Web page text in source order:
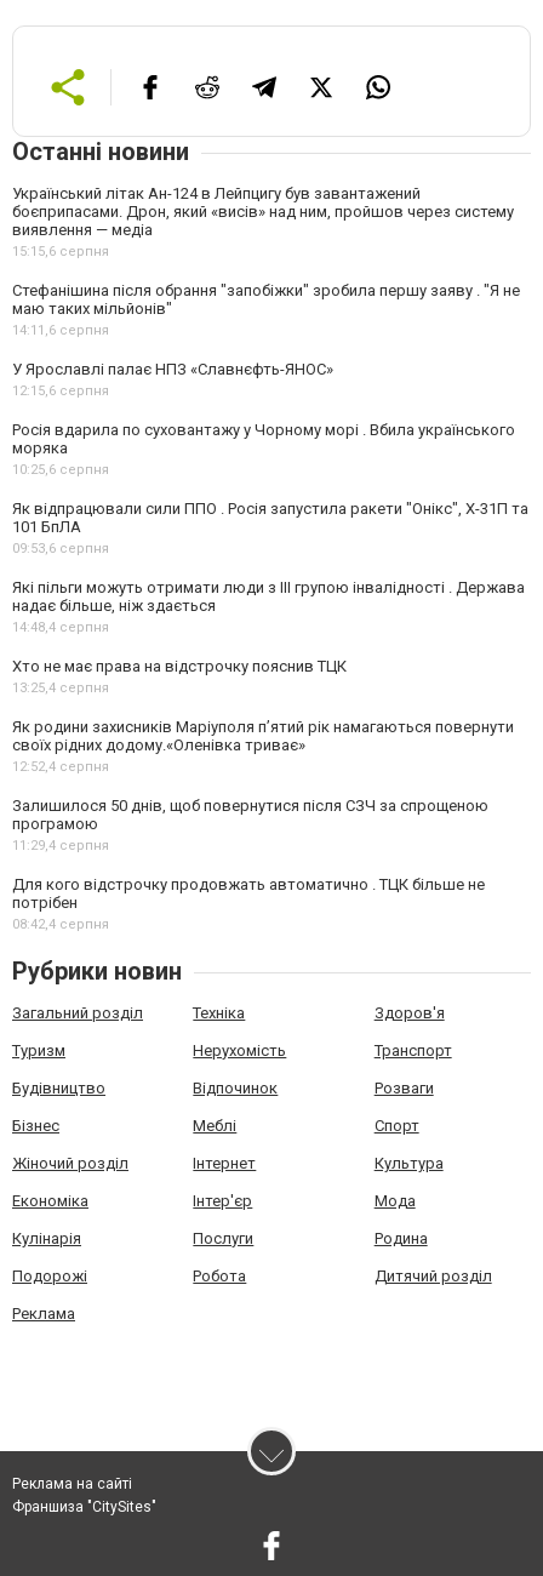
Останні новини
Український літак Ан-124 в Лейпцигу був завантажений
боєприпасами. Дрон, який «висів» над ним, пройшов через систему
виявлення — медіа
15:15,6 серпня
Стефанішина після обрання "запобіжки" зробила першу заяву . "Я не
маю таких мільйонів"
14:11,6 серпня
У Ярославлі палає НПЗ «Славнєфть-ЯНОС»
12:15,6 серпня
Росія вдарила по суховантажу у Чорному морі . Вбила українського
моряка
10:25,6 серпня
Як відпрацювали сили ППО . Росія запустила ракети "Онікс", Х-31П та
101 БпЛА
09:53,6 серпня
Які пільги можуть отримати люди з III групою інвалідності . Держава
надає більше, ніж здається
14:48,4 серпня
Хто не має права на відстрочку пояснив ТЦК
13:25,4 серпня
Як родини захисників Маріуполя пʼятий рік намагаються повернути
своїх рідних додому.«Оленівка триває»
12:52,4 серпня
Залишилося 50 днів, щоб повернутися після СЗЧ за спрощеною
програмою
11:29,4 серпня
Для кого відстрочку продовжать автоматично . ТЦК більше не
потрібен
08:42,4 серпня
Рубрики новин
Загальний розділ Техніка Здоров'я
Туризм Нерухомість Транспорт
Будівництво Відпочинок Розваги
Бізнес Меблі Спорт
Жіночий розділ Інтернет Культура
Економіка Інтер'єр Мода
Кулінарія Послуги Родина
Подорожі Робота Дитячий розділ
Реклама
Реклама на сайті
Франшиза "CitySites"